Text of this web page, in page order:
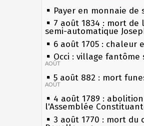
Payer en monnaie de
7 août 1834 : mort
semi-automatique
6 août 1705 : chaleur
Occi : village
AOÛT
5 août 882 : mort
AOÛT
4 août 1789 :
l'Assemblée
3 août 1770 : mort du